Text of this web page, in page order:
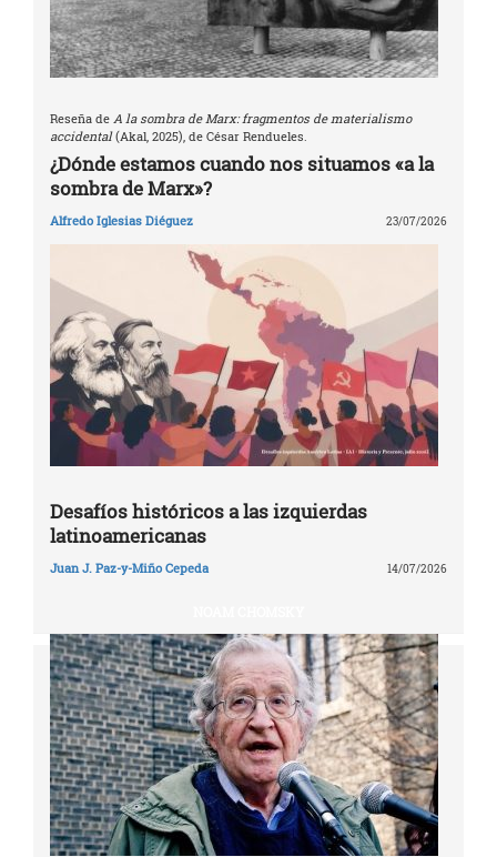
Reseña de A la sombra de Marx: fragmentos de materialismo
accidental(Akal, 2025), de César Rendueles.
¿Dónde estamos cuando nos situamos «a la
sombra de Marx»?
Alfredo Iglesias Diéguez 23/07/2026
Desafíos históricos a las izquierdas
latinoamericanas
Juan J. Paz-y-Miño Cepeda 14/07/2026